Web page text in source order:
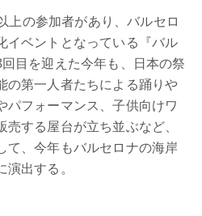
上の参加者があり、バルセロ
イベントとなっている『バル
目を迎えた今年も、日本の祭
の第一人者たちによる踊りや
パフォーマンス、子供向けワ
する屋台が立ち並ぶなど、
て、今年もバルセロナの海岸
出する。